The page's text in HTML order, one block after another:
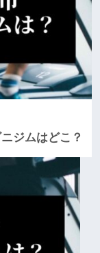
ジムはどこ？